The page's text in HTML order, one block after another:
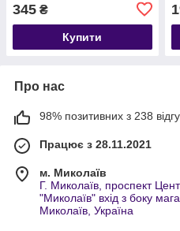
345 ₴
Купити
Про нас
98% позитивних з 238
Працює з 28.11.2021
м. Миколаїв
Г. Миколаїв, проспект
"Миколаїв" вхід з боку
Миколаїв, Україна